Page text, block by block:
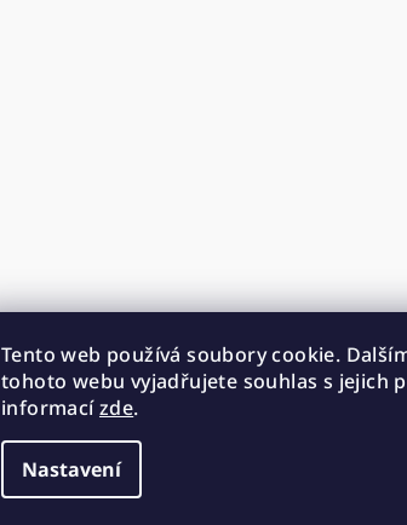
Tento web používá soubory cookie.
tohoto webu vyjadřujete souhlas s jejich
informacízde.
Nastavení